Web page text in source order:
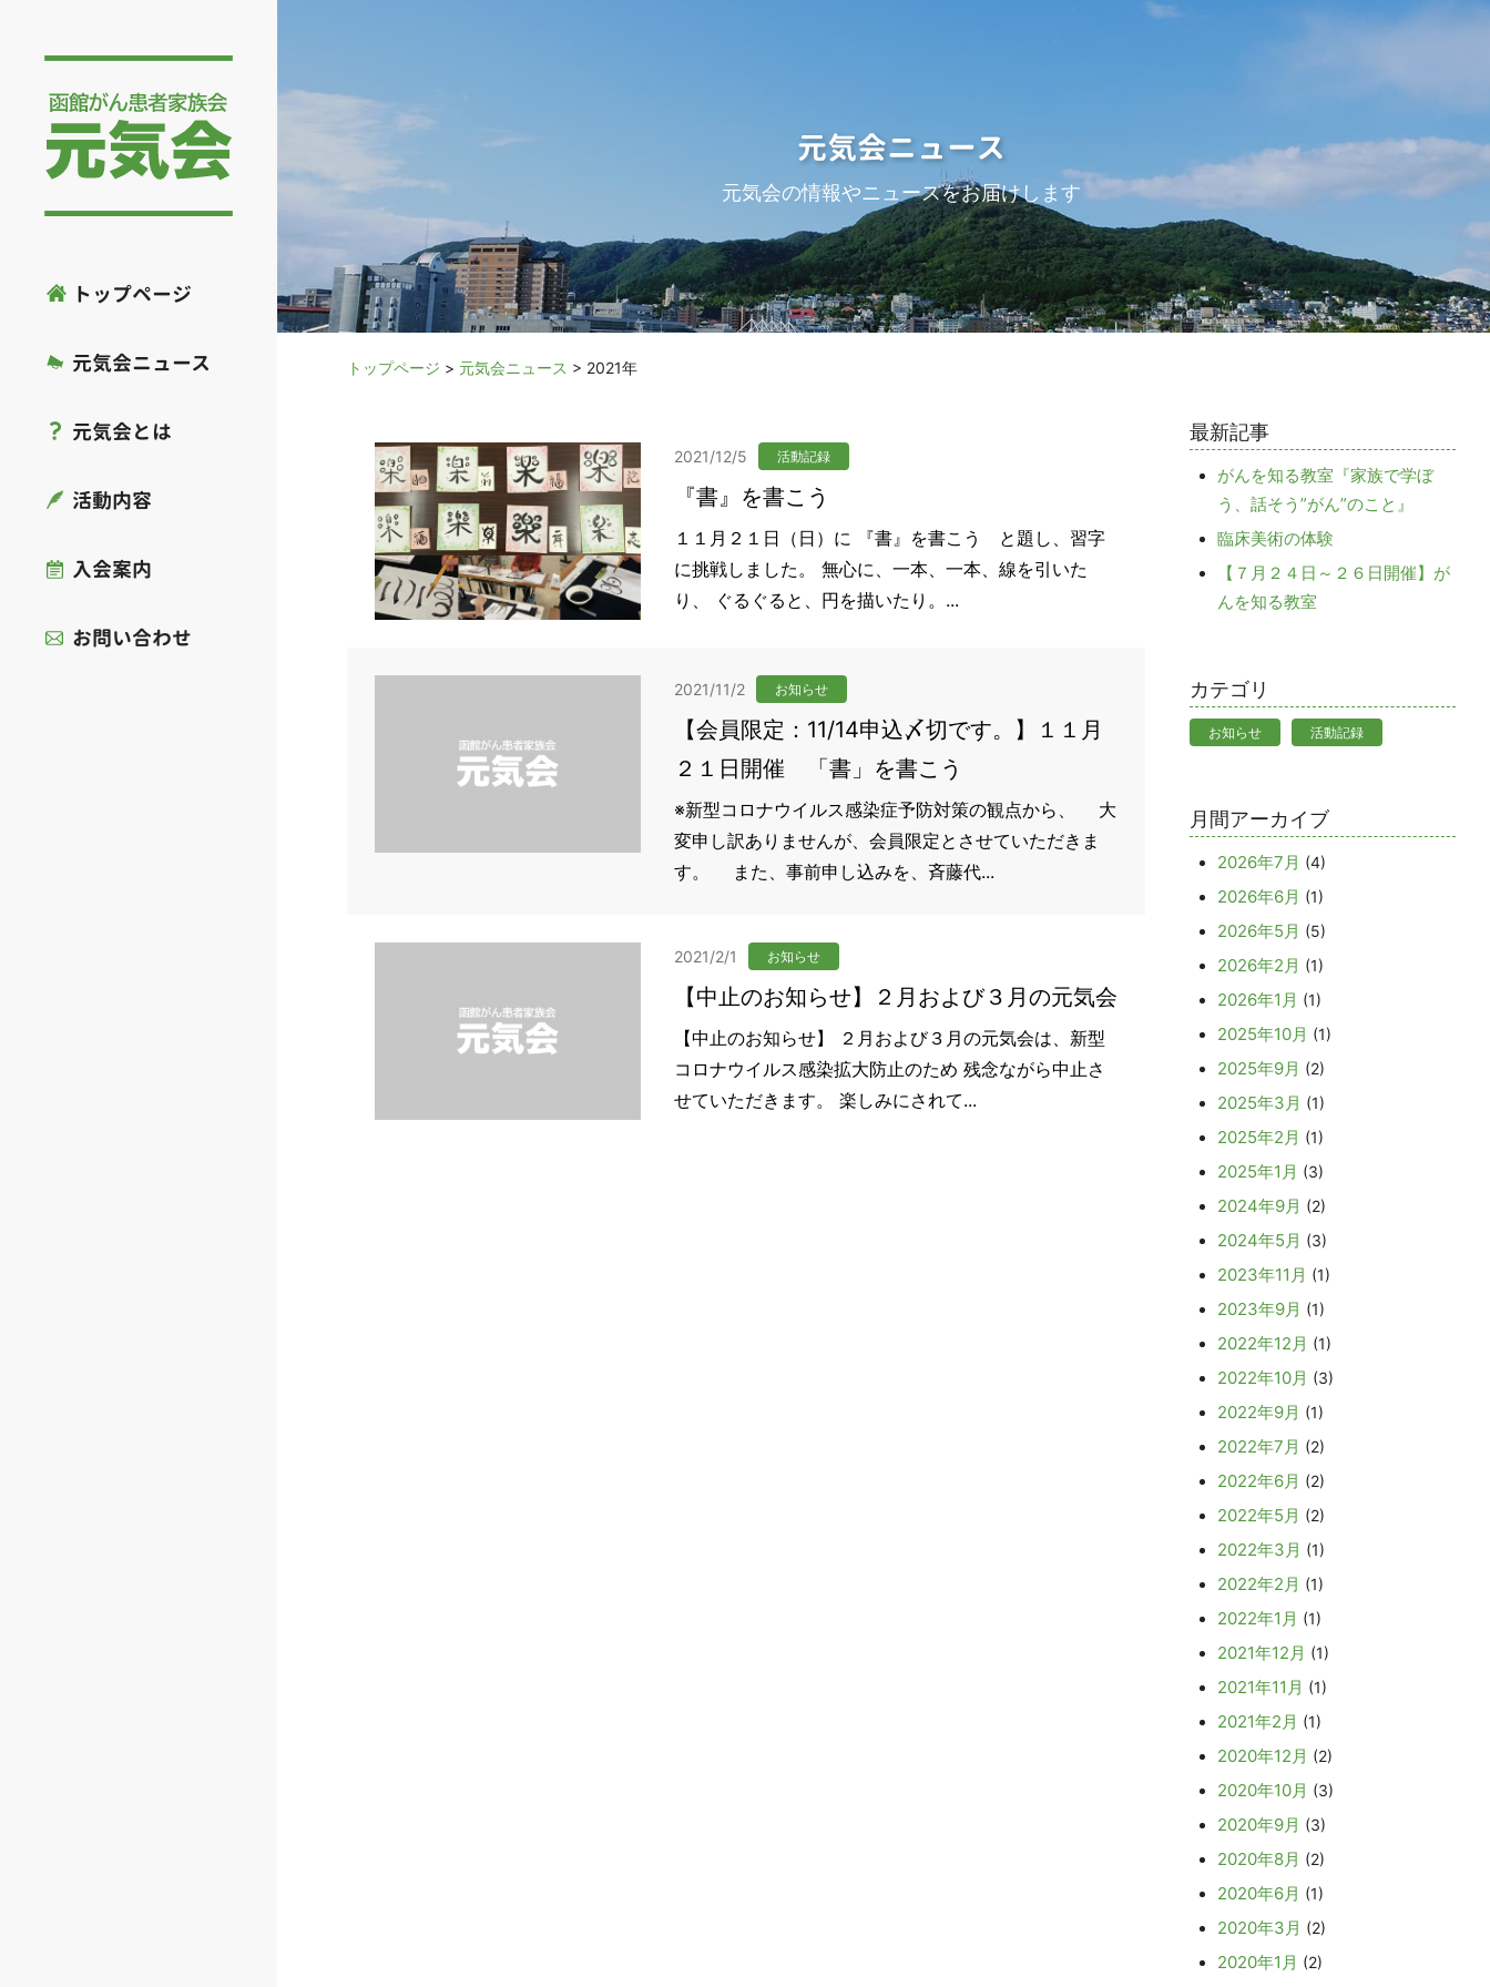
トップページ
元気会ニュース
元気会とは
活動内容
入会案内
お問い合わせ
元気会ニュース
元気会の情報やニュースをお届けします
トップページ > 元気会ニュース > 2021年
2021/12/5 活動記録
『書』を書こう
１１月２１日（日）に 『書』を書こう と題し、習字
に挑戦しました。 無心に、一本、一本、線を引いた
り、 ぐるぐると、円を描いたり。...
2021/11/2 お知らせ
【会員限定：11/14申込〆切です。】１１月
２１日開催 「書」を書こう
※新型コロナウイルス感染症予防対策の観点から、 大
変申し訳ありませんが、会員限定とさせていただきま
す。 また、事前申し込みを、斉藤代...
2021/2/1 お知らせ
【中止のお知らせ】２月および３月の元気会
【中止のお知らせ】 ２月および３月の元気会は、新型
コロナウイルス感染拡大防止のため 残念ながら中止さ
せていただきます。 楽しみにされて...
最新記事
がんを知る教室『家族で学ぼ
う、話そう”がん”のこと』
臨床美術の体験
【７月２４日～２６日開催】が
んを知る教室
カテゴリ
お知らせ 活動記録
月間アーカイブ
2026年7月 (4)
2026年6月 (1)
2026年5月 (5)
2026年2月 (1)
2026年1月 (1)
2025年10月 (1)
2025年9月 (2)
2025年3月 (1)
2025年2月 (1)
2025年1月 (3)
2024年9月 (2)
2024年5月 (3)
2023年11月 (1)
2023年9月 (1)
2022年12月 (1)
2022年10月 (3)
2022年9月 (1)
2022年7月 (2)
2022年6月 (2)
2022年5月 (2)
2022年3月 (1)
2022年2月 (1)
2022年1月 (1)
2021年12月 (1)
2021年11月 (1)
2021年2月 (1)
2020年12月 (2)
2020年10月 (3)
2020年9月 (3)
2020年8月 (2)
2020年6月 (1)
2020年3月 (2)
2020年1月 (2)